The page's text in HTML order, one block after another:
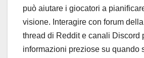
può aiutare i giocatori a
visione. Interagire con forum
thread di Reddit e canali Discord
informazioni preziose su quando